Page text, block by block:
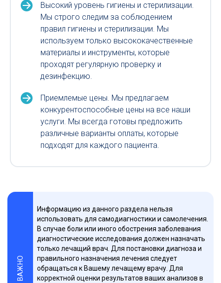
Высокий уровень гигиены и стерилизации.
Мы строго следим за соблюдением
правил гигиены и стерилизации. Мы
используем только высококачественные
материалы и инструменты, которые
проходят регулярную проверку и
дезинфекцию.
Приемлемые цены. Мы предлагаем
конкурентоспособные цены на все наши
услуги. Мы всегда готовы предложить
различные варианты оплаты, которые
подходят для каждого пациента.
ВАЖНО
Информацию из данного раздела нельзя
использовать для самодиагностики и самолечения.
В случае боли или иного обострения заболевания
диагностические исследования должен назначать
только лечащий врач. Для постановки диагноза и
правильного назначения лечения следует
обращаться к Вашему лечащему врачу. Для
корректной оценки результатов ваших анализов в